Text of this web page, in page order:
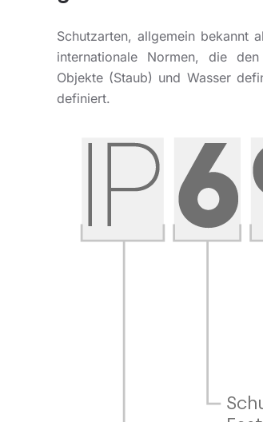
Schutzarten, allgemein bekannt
internationale Normen, die
Objekte (Staub) und Wasser
definiert.